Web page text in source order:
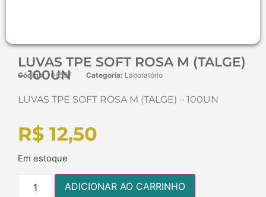
LUVAS TPE SOFT ROSA M (TALGE)
– 100UN
Código: 106597 Categoria: Laboratório
LUVAS TPE SOFT ROSA M (TALGE) – 100UN
R$ 12,50
Em estoque
ADICIONAR AO CARRINHO